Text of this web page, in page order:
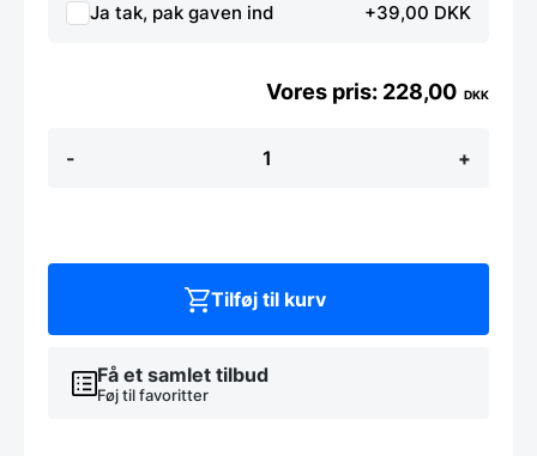
Ja tak, pak gaven ind +39,00 DKK
-
frites
+
228,00 DKK
Få et samlet tilbud
Føj til favoritter
Tilføj til kurv